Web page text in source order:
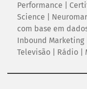
Performance |
Science |
com base em
Inbound Marketing
Televisão | Rádio |